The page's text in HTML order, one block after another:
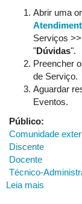
Abrir uma
Serviços >>
"Dúvidas".
Preencher
de Serviço.
Aguardar
Eventos.
Público:
Comunidade
Discente
Docente
Técnico-
Leia mais